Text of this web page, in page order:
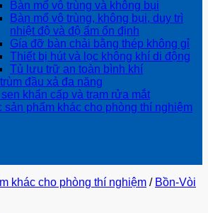
Bàn mổ vô trùng và không bụi
Bàn mổ vô trùng, không bụi, duy trì
nhiệt độ và độ ẩm ổn định
Gía đỡ bàn chải bằng thép không gỉ
Thiết bị hút và lọc không khí di động
Tủ lưu trữ an toàn bình khí
đầu xả đa năng
khẩn cấp và trạm rửa mắt
sản phẩm khác cho phòng thí nghiệm
khác cho phòng thí nghiệm / Bồn-Vòi